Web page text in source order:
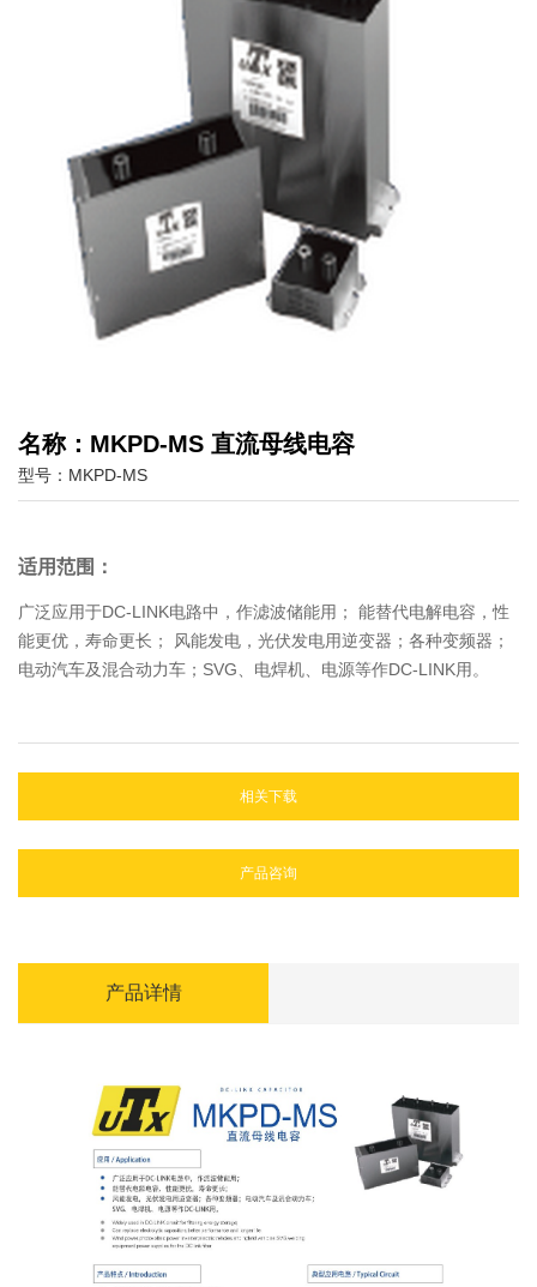
名称：MKPD-MS 直流母线电容
型号：MKPD-MS
适用范围：
广泛应用于DC-LINK电路中，作滤波储能用； 能替代电解电容，性
能更优，寿命更长； 风能发电，光伏发电用逆变器；各种变频器；
电动汽车及混合动力车；SVG、电焊机、电源等作DC-LINK用。
相关下载
产品咨询
产品详情